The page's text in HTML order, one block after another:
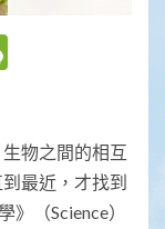
物之間的相互
最近，才找到
（Science）